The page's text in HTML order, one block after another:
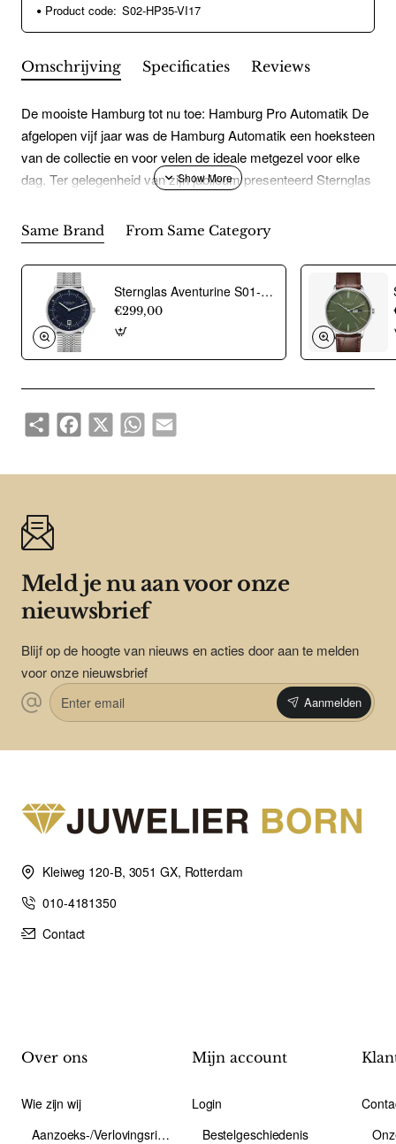
Product code: S02-HP35-VI17
Omschrijving Specificaties Reviews
De mooiste Hamburg tot nu toe: Hamburg Pro Automatik De
afgelopen vijf jaar was de Hamburg Automatik een hoeksteen
van de collectie en voor velen de ideale metgezel voor elke
dag. Ter gelegenheid van zijn jubileum presenteerd Sternglas
Automatik. Deze horloge combineert tijdloos Bauhaus-
design, hoogwaardige materialen en precisie-uurwerk in een
perfect uitgebalanceerde compositie. Met een 25% slankere
kast, nog meer comfort en technische verbeteringen, slaat
deze horloge een brug tussen het verleden en de toekomst
van de Hamburg in een uurwerk dat op het hoogste niveau
inspireert.
Same Brand From Same Category
Sternglas Aventurine S01-NAN40-ME08 horloge - 24004
€299,00
ShareFacebook
X WhatsAppEmail
Meld je nu aan voor onze
nieuwsbrief
Blijf op de hoogte van nieuws en acties door aan te melden
voor onze nieuwsbrief
Enter
email
Aanmelden
Kleiweg 120-B, 3051 GX, Rotterdam
010-4181350
Contact
Over ons
Wie zijn wij
Aanzoeks-/Verlovingsring
Mijn account
Login
Bestelgeschiedenis